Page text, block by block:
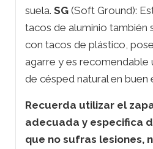
suela. SG (Soft Ground):
tacos de aluminio también
con tacos de plástico,
agarre y es recomendable
de césped natural en buen
Recuerda utilizar el
adecuada y especifica
que no sufras lesiones,